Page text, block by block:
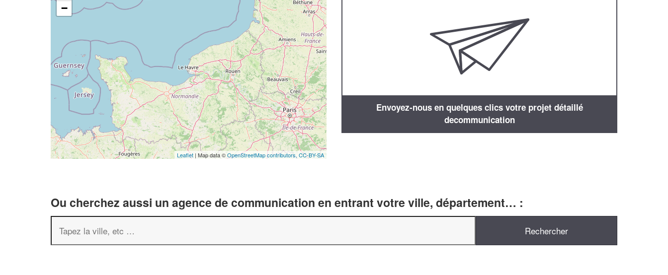
−
Leaflet | Map data ©OpenStreetMap contributors, CC-BY-SA
Envoyez-nous en quelques clics votre projet détaillé
decommunication
Ou cherchez aussi un agence de communication en entrant votre ville, département… :